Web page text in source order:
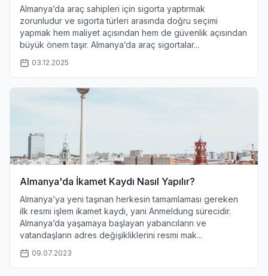
Almanya’da araç sahipleri için sigorta yaptırmak
zorunludur ve sigorta türleri arasında doğru seçimi
yapmak hem maliyet açısından hem de güvenlik açısından
büyük önem taşır. Almanya’da araç sigortalar...
03.12.2025
Almanya'da İkamet Kaydı Nasıl Yapılır?
Almanya’ya yeni taşınan herkesin tamamlaması gereken
ilk resmi işlem ikamet kaydı, yani Anmeldung sürecidir.
Almanya’da yaşamaya başlayan yabancıların ve
vatandaşların adres değişikliklerini resmi mak...
09.07.2023